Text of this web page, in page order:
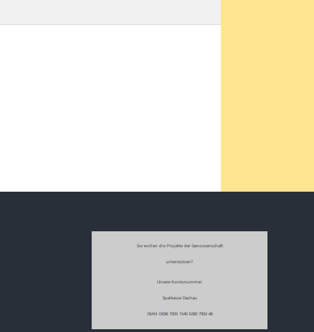
Sie wollen die Projekte der Genossenschaft
unterstützen?
Unsere Kontonummer:
Sparkasse Dachau
IBAN DE86 7005 1540 0280 7950 48